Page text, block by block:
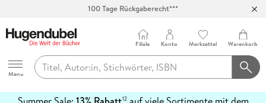
100 Tage Rückgaberecht***
Hugendubel
Menu
Filiale Konto Merkzettel Warenkorb
12